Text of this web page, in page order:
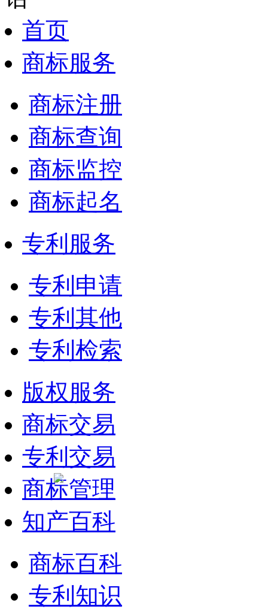
首页
商标服务
商标注册
商标查询
商标监控
商标起名
专利服务
专利申请
专利其他
专利检索
版权服务
商标交易
专利交易
商标管理
知产百科
商标百科
专利知识